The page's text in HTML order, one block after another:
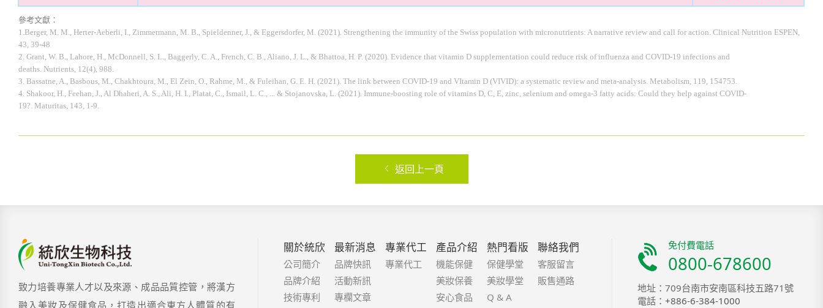
參考文獻：
1.Berger, M. M., Herter-Aeberli, I., Zimmermann, M. B., Spieldenner, J., & Eggersdorfer, M. (2021). Strengthening the immunity of the Swiss population with micronutrients: A narrative review and call for action. Clinical Nutrition ESPEN,
43, 39-48
2. Grant, W. B., Lahore, H., McDonnell, S. L., Baggerly, C. A., French, C. B., Aliano, J. L., & Bhattoa, H. P. (2020). Evidence that vitamin D supplementation could reduce risk of influenza and COVID-19 infections and
deaths. Nutrients, 12(4), 988.
3. Bassatne, A., Basbous, M., Chakhtoura, M., El Zein, O., Rahme, M., & Fuleihan, G. E. H. (2021). The link between COVID-19 and VItamin D (VIVID): a systematic review and meta-analysis. Metabolism, 119, 154753.
4. Shakoor, H., Feehan, J., Al Dhaheri, A. S., Ali, H. I., Platat, C., Ismail, L. C., ... & Stojanovska, L. (2021). Immune-boosting role of vitamins D, C, E, zinc, selenium and omega-3 fatty acids: Could they help against COVID-
19?. Maturitas, 143, 1-9.
返回上一頁
致力培養專業人才以及來源、成品品質控管，將漢方
融入美妝及保健食品，打造出適合東方人體質的有
關於統欣
公司簡介
品牌介紹
技術專利
最新消息
品牌快訊
活動新訊
專欄文章
專業代工
專業代工
產品介紹
機能保健
美妝保養
安心食品
熱門看版
保健學堂
美妝學堂
Q & A
聯絡我們
客服留言
販售通路
免付費電話
0800-678600
地址：709台南市安南區科技五路71號
電話： +886-6-384-1000